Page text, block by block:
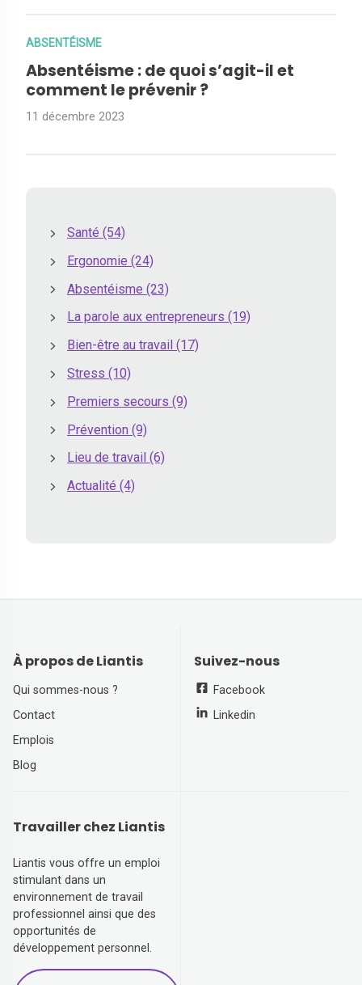
ABSENTÉISME
Absentéisme : de quoi s’agit-il et
comment le prévenir ?
11 décembre 2023
Santé (54)
Ergonomie (24)
Absentéisme (23)
La parole aux entrepreneurs (19)
Bien-être au travail (17)
Stress (10)
Premiers secours (9)
Prévention (9)
Lieu de travail (6)
Actualité (4)
À propos de Liantis
Qui sommes-nous ?
Contact
Emplois
Blog
Suivez-nous
Facebook
Linkedin
Travailler chez Liantis
Liantis vous offre un emploi
stimulant dans un
environnement de travail
professionnel ainsi que des
opportunités de
développement personnel.